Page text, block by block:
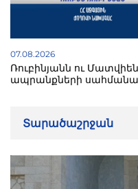
07.08.2026
Ռուբինյանն ու
ապրանքների
Տարածաշրջան